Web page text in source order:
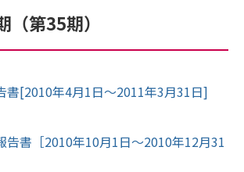
第35期）
書[2010年4月1日～2011年3月31日]
告書［2010年10月1日～2010年12月31